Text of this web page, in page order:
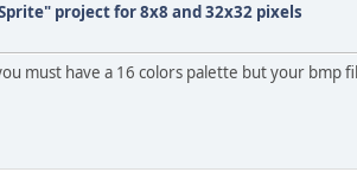
project for 8x8 and 32x32 pixels
must have a 16 colors palette but your bmp